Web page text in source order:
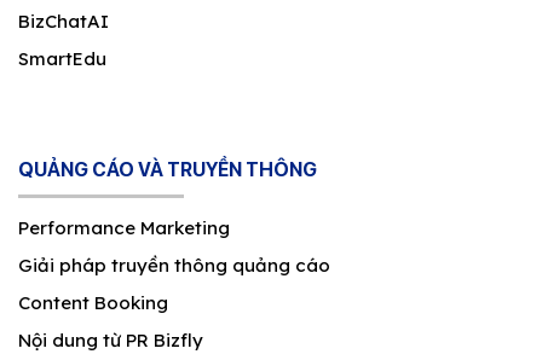
BizChatAI
SmartEdu
QUẢNG CÁO VÀ TRUYỀN THÔNG
Performance Marketing
Giải pháp truyền thông quảng cáo
Content Booking
Nội dung từ PR Bizfly